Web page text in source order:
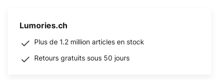
Lumories.ch
Plus de 1.2 million articles en stock
Retours gratuits sous 50 jours